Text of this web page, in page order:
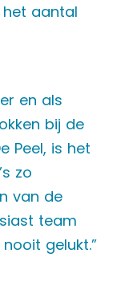
aantal
en als
bij de
Peel, is het
zo
van de
team
gelukt.”